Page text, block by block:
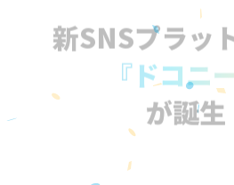
新SNSプラッ
『ドコニ
が誕